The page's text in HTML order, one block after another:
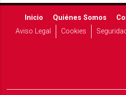
Inicio Quiénes Somos
Aviso Legal
Cookies